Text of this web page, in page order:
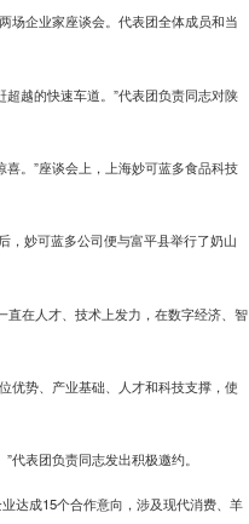
场企业家座谈会。代表团全体成员和当
越的快速车道。”代表团负责同志对陕
。”座谈会上，上海妙可蓝多食品科技
，妙可蓝多公司便与富平县举行了奶山
直在人才、技术上发力，在数字经济、智
优势、产业基础、人才和科技支撑，使
表团负责同志发出积极邀约。
达成15个合作意向，涉及现代消费、羊